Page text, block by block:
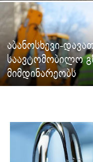
აბანოსხევი-
საავტომობილო
მიმდინარეობს